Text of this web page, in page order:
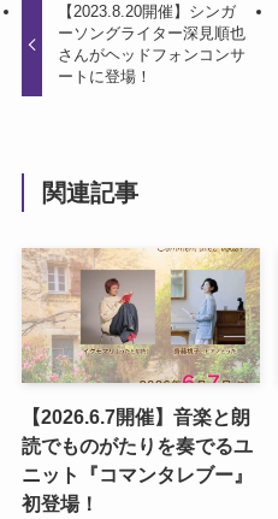
【2023.8.20開催】シンガ
ーソングライター深見順也
さんがヘッドフォンコンサ
ートに登場！
関連記事
【2026.6.7開催】音楽と朗
読でものがたりを奏でるユ
ニット『コマンタレブー』
初登場！